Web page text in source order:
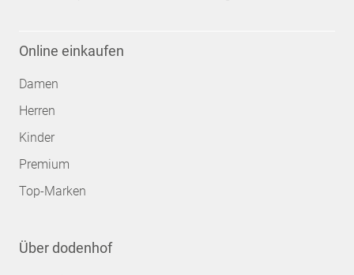
Online einkaufen
Damen
Herren
Kinder
Premium
Top-Marken
Über dodenhof